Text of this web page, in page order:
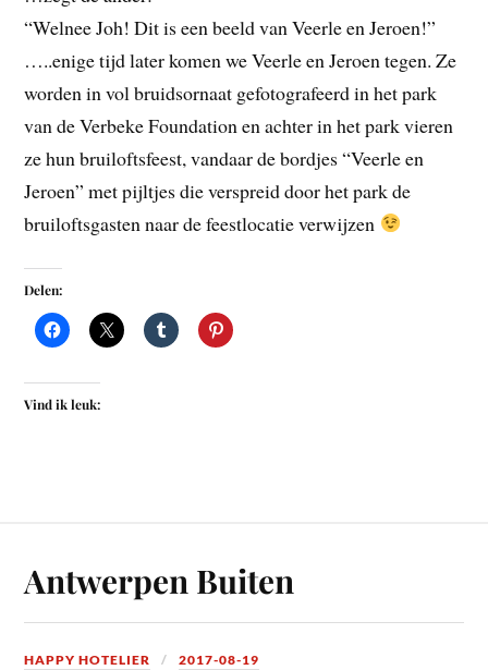
“Welnee Joh! Dit is een beeld van Veerle en Jeroen!”
…..enige tijd later komen we Veerle en Jeroen tegen. Ze
worden in vol bruidsornaat gefotografeerd in het park
van de Verbeke Foundation en achter in het park vieren
ze hun bruiloftsfeest, vandaar de bordjes “Veerle en
Jeroen” met pijltjes die verspreid door het park de
bruiloftsgasten naar de feestlocatie verwijzen
Delen:
Vind ik leuk:
Antwerpen Buiten
HAPPY HOTELIER 2017-08-19